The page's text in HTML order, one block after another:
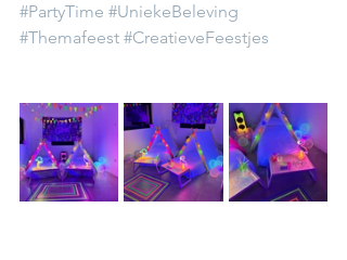
#PartyTime #UniekeBeleving
#Themafeest #CreatieveFeestjes